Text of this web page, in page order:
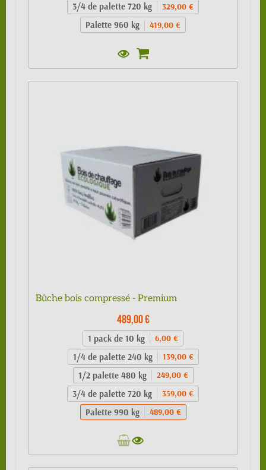
3/4 de palette 720 kg 329,00 €
Palette 960 kg 419,00 €
Bûche bois compressé - Premium
489,00 €
1 pack de 10 kg 6,00 €
1/4 de palette 240 kg 139,00 €
1/2 palette 480 kg 249,00 €
3/4 de palette 720 kg 359,00 €
Palette 990 kg 489,00 €